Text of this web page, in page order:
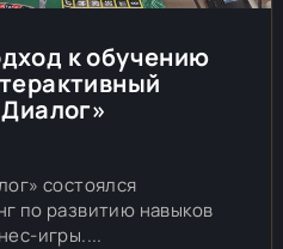
к обучению
состоялся
по развитию навыков
игры....